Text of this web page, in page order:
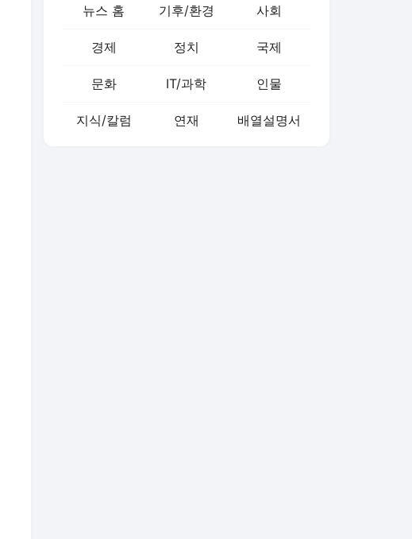
뉴스 홈 기후/환경 사회
경제 정치 국제
문화 IT/과학 인물
지식/칼럼 연재 배열설명서